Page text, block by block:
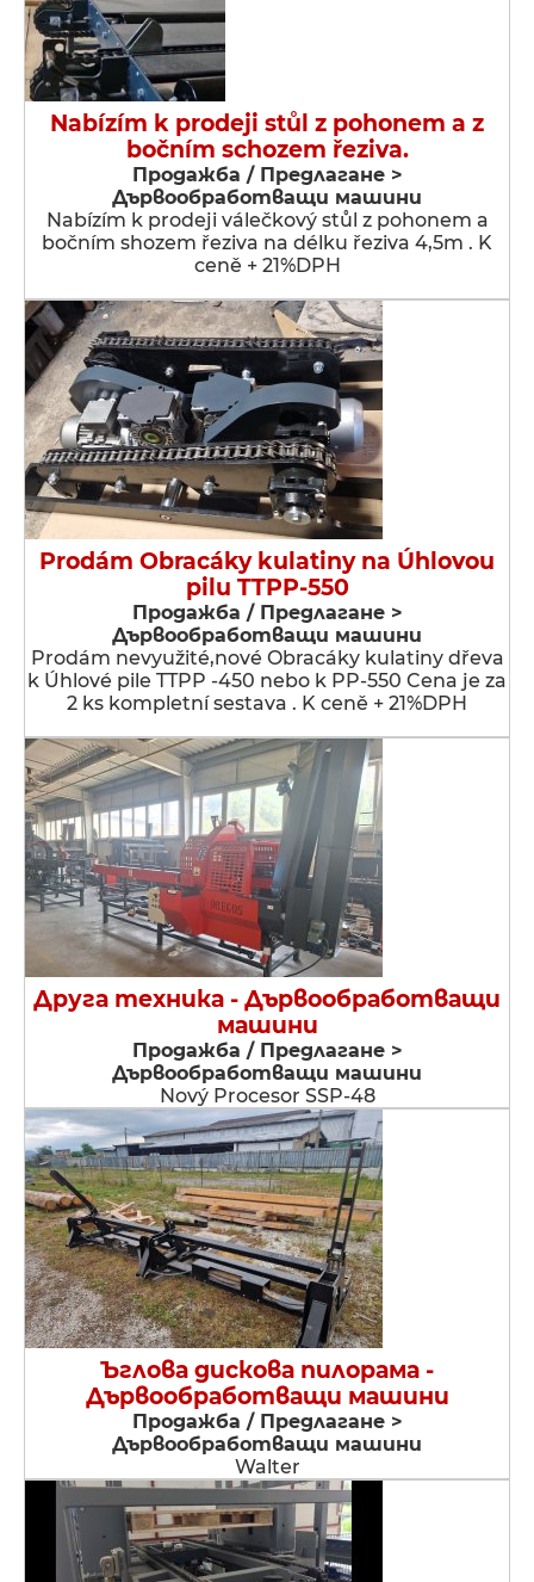
Nabízím k prodeji stůl z pohonem a z
bočním schozem řeziva.
Продажба / Предлагане >
Дървообработващи машини
Nabízím k prodeji válečkový stůl z pohonem a
bočním shozem řeziva na délku řeziva 4,5m . K
ceně + 21%DPH
Prodám Obracáky kulatiny na Úhlovou
pilu TTPP-550
Продажба / Предлагане >
Дървообработващи машини
Prodám nevyužité,nové Obracáky kulatiny dřeva
k Úhlové pile TTPP -450 nebo k PP-550 Cena je za
2 ks kompletní sestava . K ceně + 21%DPH
Друга техника - Дървообработващи
машини
Продажба / Предлагане >
Дървообработващи машини
Nový Procesor SSP-48
Ъглова дискова пилорама -
Дървообработващи машини
Продажба / Предлагане >
Дървообработващи машини
Walter